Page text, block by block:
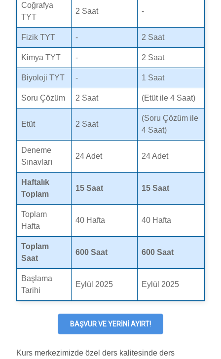
Coğrafya
TYT
2 Saat -
Fizik TYT - 2 Saat
Kimya TYT - 2 Saat
Biyoloji TYT - 1 Saat
Soru Çözüm 2 Saat (Etüt ile 4 Saat)
Etüt 2 Saat
(Soru Çözüm ile
4 Saat)
Deneme
Sınavları
24 Adet 24 Adet
Haftalık
Toplam
15 Saat 15 Saat
Toplam
Hafta
40 Hafta 40 Hafta
Toplam
Saat
600 Saat 600 Saat
Başlama
Tarihi
Eylül 2025 Eylül 2025
BAŞVUR VE YERINI AYIRT!
Kurs merkezimizde özel ders kalitesinde ders